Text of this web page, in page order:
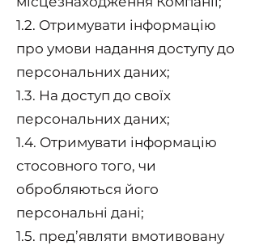
1.2. Отримувати інформацію
про умови надання доступу до
персональних даних;
1.3. На доступ до своїх
персональних даних;
1.4. Отримувати інформацію
стосовного того, чи
обробляються його
персональні дані;
1.5. пред’являти вмотивовану